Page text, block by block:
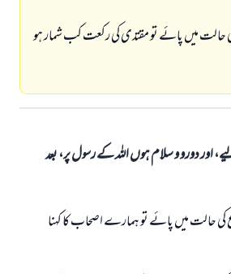
حالت ميں پائے تو مقتدى كى ركعت كب شمار ہو
اور دورو و سلام ہوں اللہ کے رسول پر، بعد
كى حالت ميں پائے تو ہمارے اصحاب كا كہنا